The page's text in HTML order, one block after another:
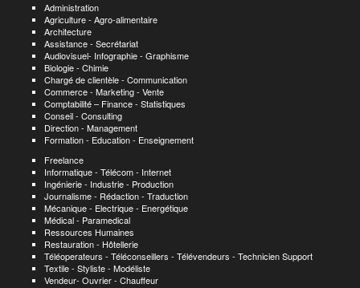
Administration
Agriculture - Agro-alimentaire
Architecture
Assistance - Secrétariat
Audiovisuel- Infographie - Graphisme
Biologie - Chimie
Chargé de clientèle - Communication
Commerce - Marketing - Vente
Comptabilité – Finance - Statistiques
Conseil - Consulting
Direction - Management
Formation - Education - Enseignement
Freelance
Informatique - Télécom - Internet
Ingénierie - Industrie - Production
Journalisme - Rédaction - Traduction
Mécanique - Electrique - Energétique
Médical - Paramedical
Ressources Humaines
Restauration - Hôtellerie
Téléoperateurs - Téléconseillers - Télévendeurs - Technicien Support
Textile - Styliste - Modéliste
Vendeur- Ouvrier - Chauffeur